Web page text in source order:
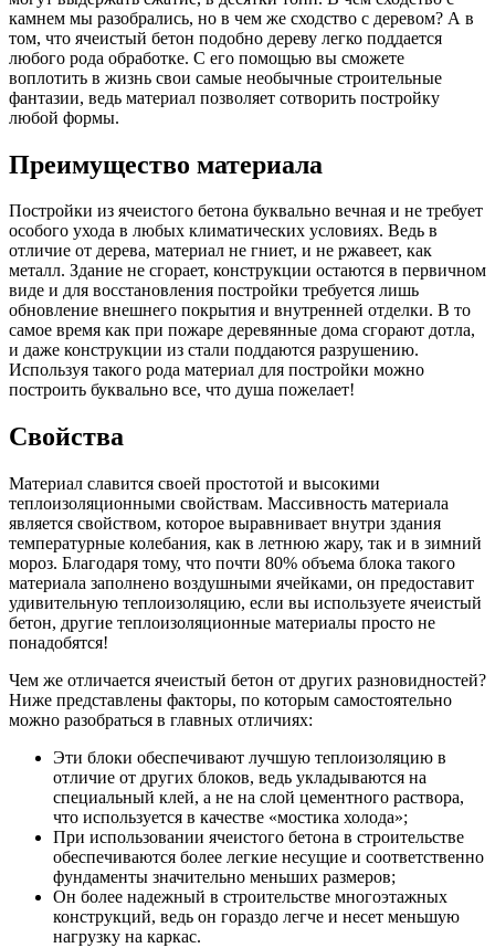
камнем мы разобрались, но в чем же сходство с деревом? А в
том, что ячеистый бетон подобно дереву легко поддается
любого рода обработке. С его помощью вы сможете
воплотить в жизнь свои самые необычные строительные
фантазии, ведь материал позволяет сотворить постройку
любой формы.
Преимущество материала
Постройки из ячеистого бетона буквально вечная и не требует
особого ухода в любых климатических условиях. Ведь в
отличие от дерева, материал не гниет, и не ржавеет, как
металл. Здание не сгорает, конструкции остаются в первичном
виде и для восстановления постройки требуется лишь
обновление внешнего покрытия и внутренней отделки. В то
самое время как при пожаре деревянные дома сгорают дотла,
и даже конструкции из стали поддаются разрушению.
Используя такого рода материал для постройки можно
построить буквально все, что душа пожелает!
Свойства
Материал славится своей простотой и высокими
теплоизоляционными свойствам. Массивность материала
является свойством, которое выравнивает внутри здания
температурные колебания, как в летнюю жару, так и в зимний
мороз. Благодаря тому, что почти 80% объема блока такого
материала заполнено воздушными ячейками, он предоставит
удивительную теплоизоляцию, если вы используете ячеистый
бетон, другие теплоизоляционные материалы просто не
понадобятся!
Чем же отличается ячеистый бетон от других разновидностей?
Ниже представлены факторы, по которым самостоятельно
можно разобраться в главных отличиях:
Эти блоки обеспечивают лучшую теплоизоляцию в
отличие от других блоков, ведь укладываются на
специальный клей, а не на слой цементного раствора,
что используется в качестве «мостика холода»;
При использовании ячеистого бетона в строительстве
обеспечиваются более легкие несущие и соответственно
фундаменты значительно меньших размеров;
Он более надежный в строительстве многоэтажных
конструкций, ведь он гораздо легче и несет меньшую
нагрузку на каркас.